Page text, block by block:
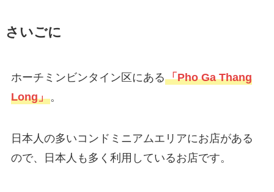
さいごに
ホーチミンビンタイン区にある「Pho Ga Thang
Long」。
日本人の多いコンドミニアムエリアにお店がある
ので、日本人も多く利用しているお店です。